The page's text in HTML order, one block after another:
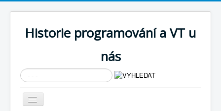
Historie programování a VT u
nás
Vyhledávání...
Přepnout